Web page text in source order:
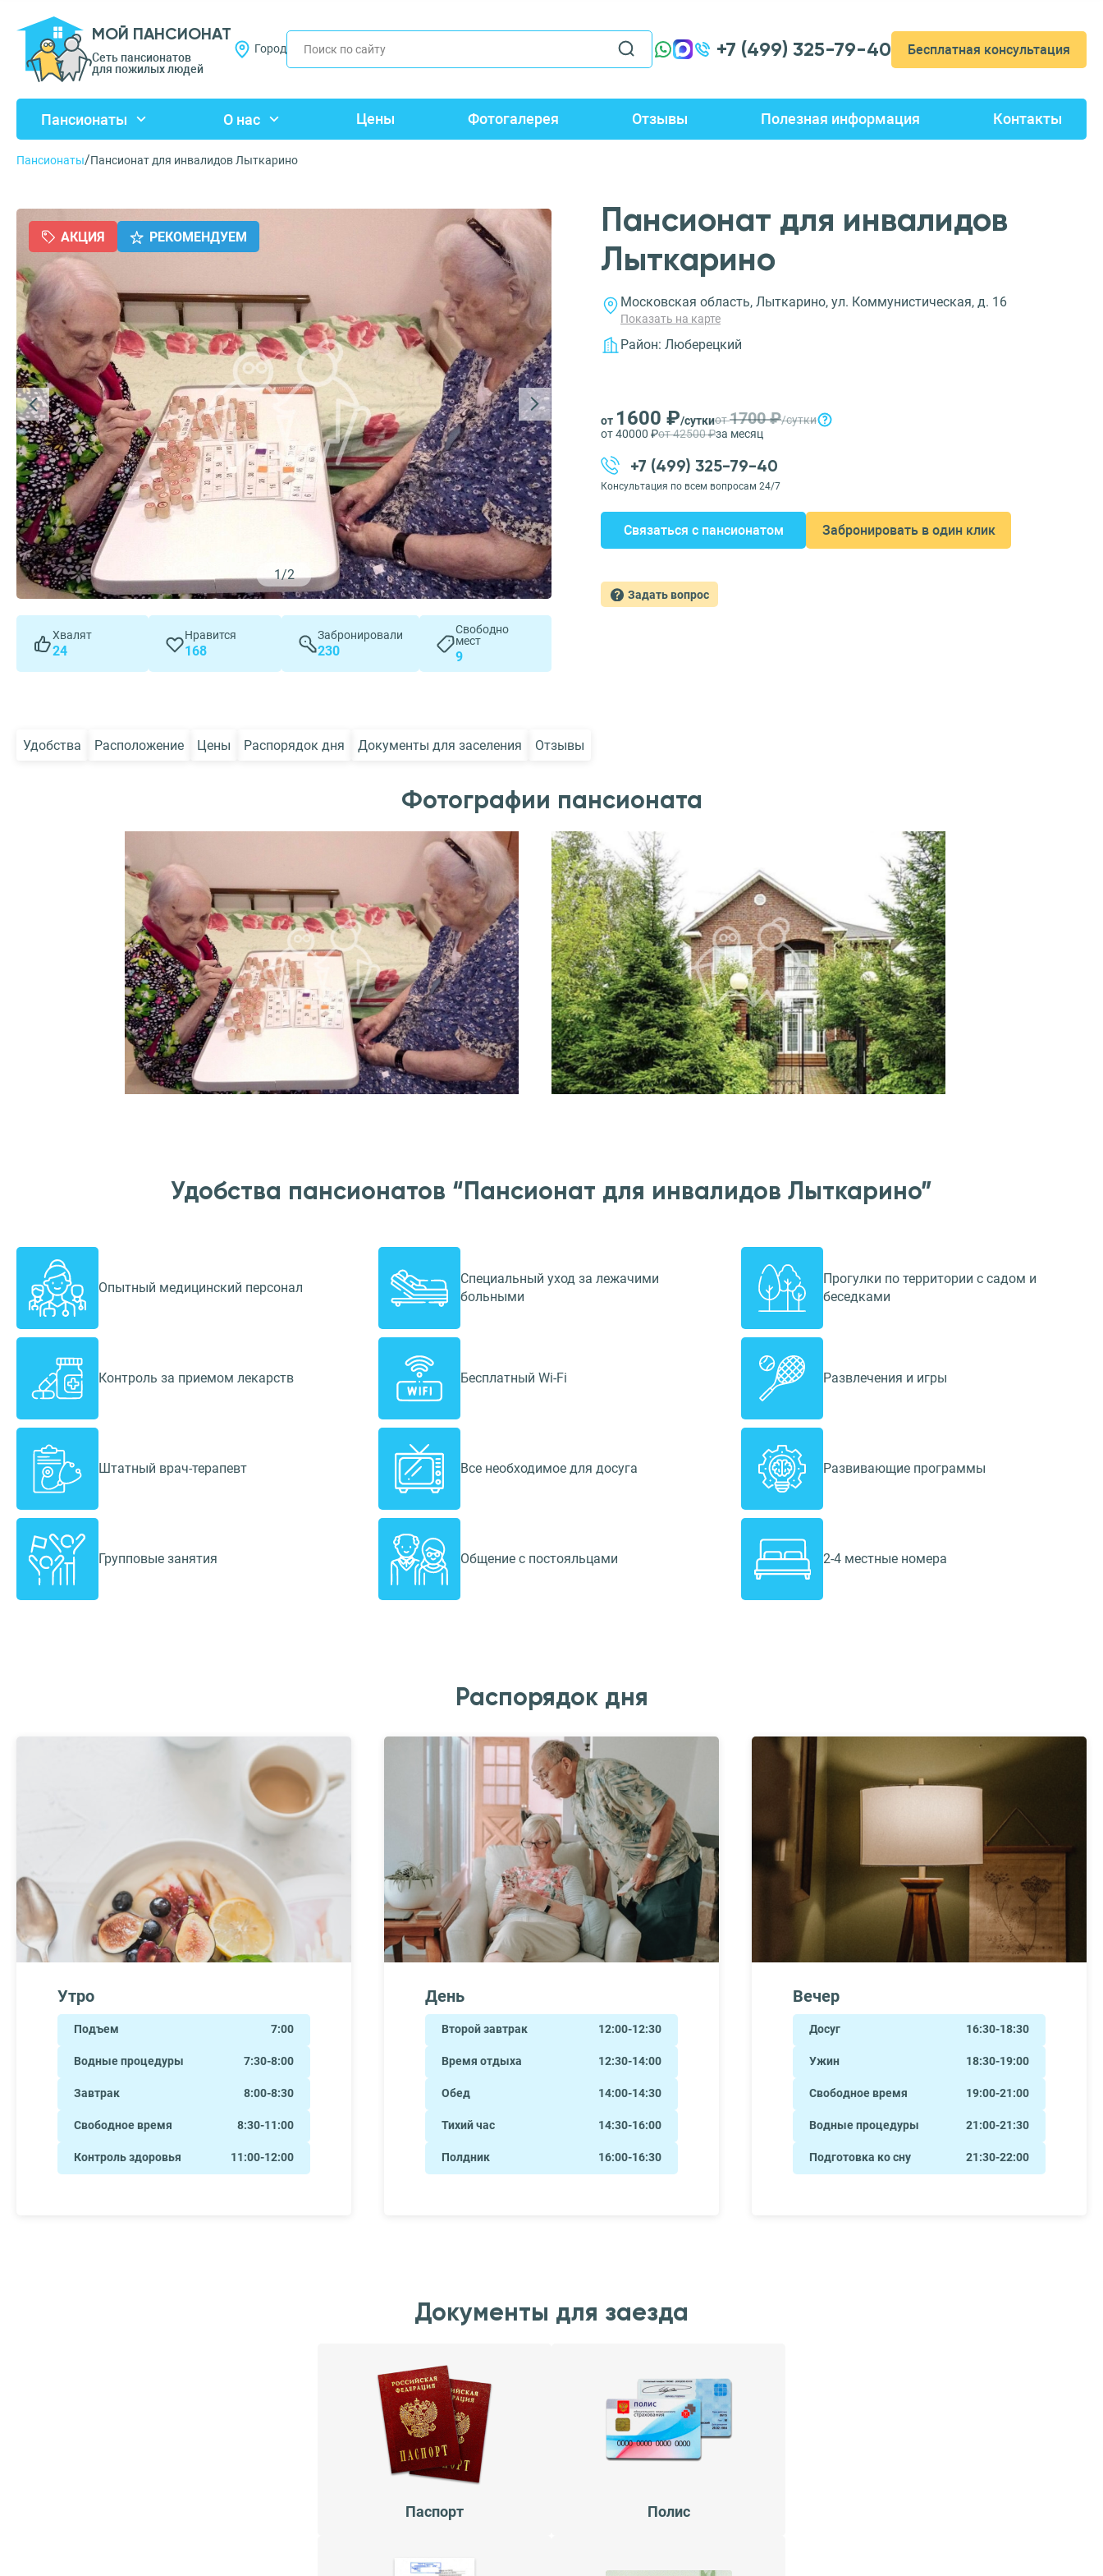
МОЙ ПАНСИОНАТ
Сеть пансионатов
для пожилых людей
Город +7 (499) 325-79-40 Бесплатная консультация
Пансионаты О нас Цены Фотогалерея Отзывы Полезная информация Контакты
Пансионаты/Пансионат для инвалидов Лыткарино
1/2
АКЦИЯ РЕКОМЕНДУЕМ
Хвалят
24
Нравится
168
Забронировали
230
Свободно
мест
9
Пансионат для инвалидов
Лыткарино
Московская область, Лыткарино, ул. Коммунистическая, д. 16
Показать на карте
Район: Люберецкий
от 1600 ₽/суткиот1700 ₽/сутки
от 40000 ₽от 42500 ₽за месяц
+7 (499) 325-79-40
Консультация по всем вопросам 24/7
Связаться с пансионатом Забронировать в один клик
Задать вопрос
Удобства Расположение Цены Распорядок дня Документы для заселения Отзывы
Фотографии пансионата
Удобства пансионатов “Пансионат для инвалидов Лыткарино”
Опытный медицинский персонал
Специальный уход за лежачими
больными
Прогулки по территории с садом и
беседками
Контроль за приемом лекарств Бесплатный Wi-Fi Развлечения и игры
Штатный врач-терапевт Все необходимое для досуга Развивающие программы
Групповые занятия Общение с постояльцами 2-4 местные номера
Распорядок дня
Утро
Подъем 7:00
Водные процедуры 7:30-8:00
Завтрак 8:00-8:30
Свободное время 8:30-11:00
Контроль здоровья 11:00-12:00
День
Второй завтрак 12:00-12:30
Время отдыха 12:30-14:00
Обед 14:00-14:30
Тихий час 14:30-16:00
Полдник 16:00-16:30
Вечер
Досуг 16:30-18:30
Ужин 18:30-19:00
Свободное время 19:00-21:00
Водные процедуры 21:00-21:30
Подготовка ко сну 21:30-22:00
Документы для заезда
Паспорт Полис